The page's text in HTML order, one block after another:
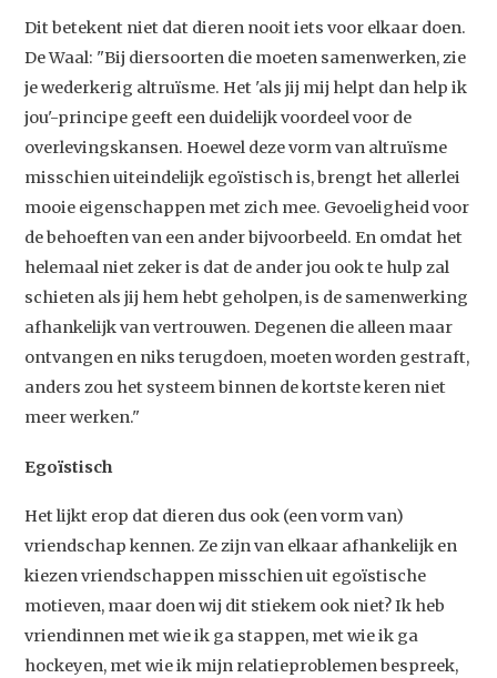
Studium Generale
Home
Agenda
Artikelen
Contact
Dit betekent niet dat dieren nooit iets voor elkaar doen.
De Waal: "Bij diersoorten die moeten samenwerken, zie
je wederkerig altruïsme. Het 'als jij mij helpt dan help ik
jou'-principe geeft een duidelijk voordeel voor de
overlevingskansen. Hoewel deze vorm van altruïsme
misschien uiteindelijk egoïstisch is, brengt het allerlei
mooie eigenschappen met zich mee. Gevoeligheid voor
de behoeften van een ander bijvoorbeeld. En omdat het
helemaal niet zeker is dat de ander jou ook te hulp zal
schieten als jij hem hebt geholpen, is de samenwerking
afhankelijk van vertrouwen. Degenen die alleen maar
ontvangen en niks terugdoen, moeten worden gestraft,
anders zou het systeem binnen de kortste keren niet
meer werken."
Egoïstisch
Het lijkt erop dat dieren dus ook (een vorm van)
vriendschap kennen. Ze zijn van elkaar afhankelijk en
kiezen vriendschappen misschien uit egoïstische
motieven, maar doen wij dit stiekem ook niet? Ik heb
vriendinnen met wie ik ga stappen, met wie ik ga
hockeyen, met wie ik mijn relatieproblemen bespreek,